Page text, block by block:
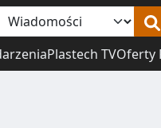
Plastech TVOferty